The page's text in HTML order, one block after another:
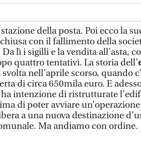
della posta. Poi ecco la
chiusa con il fallimento della
lì i sigilli e la vendita all’asta,
quattro tentativi. La storia dell’
nell’aprile scorso, quando
di circa 650mila euro. E
intenzione di ristrutturate
di poter avviare
a una nuova destinazione
Ma andiamo con ordine.